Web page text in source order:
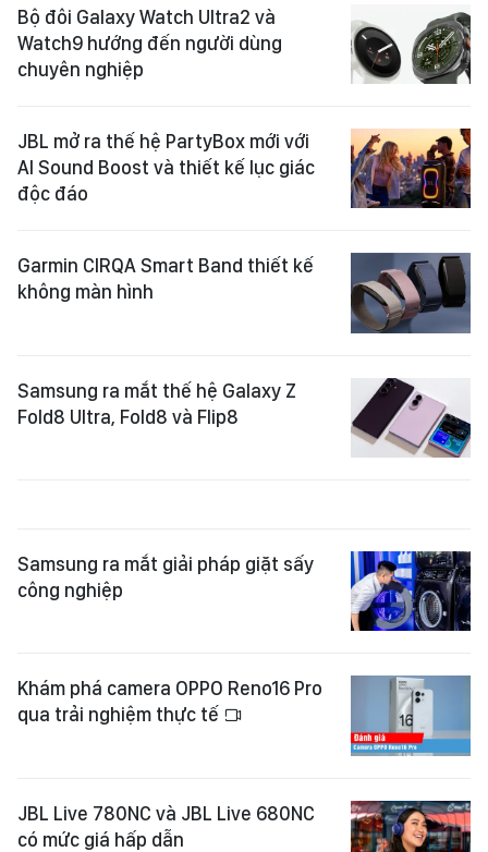
Bộ đôi Galaxy Watch Ultra2 và
Watch9 hướng đến người dùng
chuyên nghiệp
JBL mở ra thế hệ PartyBox mới với
AI Sound Boost và thiết kế lục giác
độc đáo
Garmin CIRQA Smart Band thiết kế
không màn hình
Samsung ra mắt thế hệ Galaxy Z
Fold8 Ultra, Fold8 và Flip8
Samsung ra mắt giải pháp giặt sấy
công nghiệp
Khám phá camera OPPO Reno16 Pro
qua trải nghiệm thực tế
JBL Live 780NC và JBL Live 680NC
có mức giá hấp dẫn